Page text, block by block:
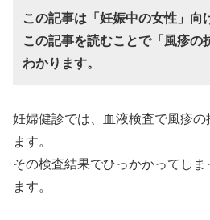
この記事は「妊娠中の女性」向
この記事を読むことで「風疹の
わかります。
妊婦健診では、血液検査で風疹
ます。
その検査結果でひっかかってし
ます。